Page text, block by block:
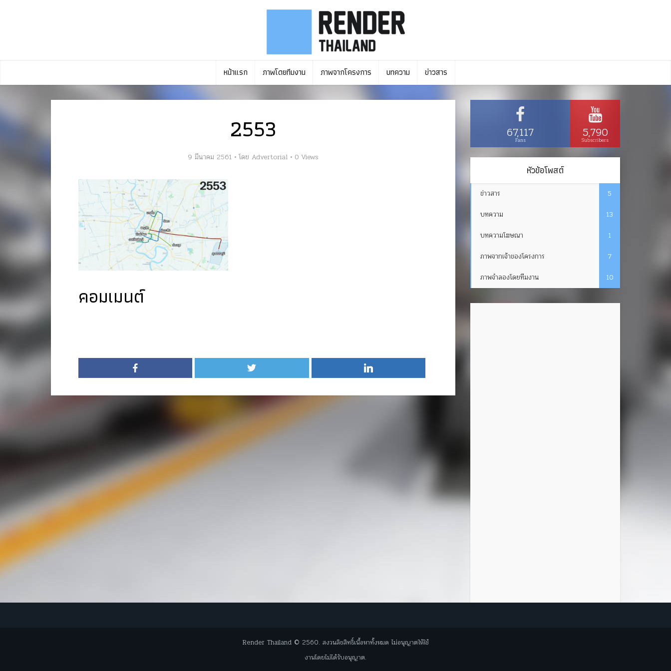
หน้าแรก ภาพโดยทีมงาน ภาพจากโครงการ บทความ ข่าวสาร
2553
9 มีนาคม 2561 โดย Advertorial 0 Views
คอมเมนต์
67,117
Fans 5,790
Subscribers
หัวข้อโพสต์
ข่าวสาร
5
บทความ
13
บทความโฆษณา
1
ภาพจากเจ้าของโครงการ
7
ภาพจำลองโดยทีมงาน
10
Render Thailand © 2560. สงวนลิขสิทธิ์เนื้อหาทั้งหมด ไม่อนุญาตให้ใช้
งานโดยไม่ได้รับอนุญาต.